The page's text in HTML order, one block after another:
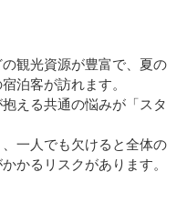
観光資源が豊富で、夏の
泊客が訪れます。
える共通の悩みが「スタ
一人でも欠けると全体の
かるリスクがあります。